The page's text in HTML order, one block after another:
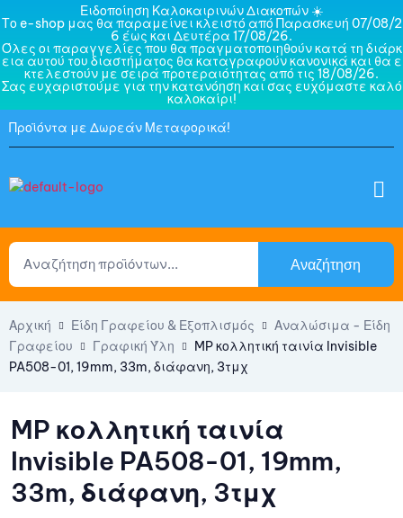
Ειδοποίηση Καλοκαιρινών Διακοπών ☀️
Το e-shop μας θα παραμείνει κλειστό από Παρασκευή 07/08/2
6 έως και Δευτέρα 17/08/26.
Όλες οι παραγγελίες που θα πραγματοποιηθούν κατά τη διάρκ
εια αυτού του διαστήματος θα καταγραφούν κανονικά και θα ε
κτελεστούν με σειρά προτεραιότητας από τις 18/08/26.
Σας ευχαριστούμε για την κατανόηση και σας ευχόμαστε καλό
καλοκαίρι!
Προϊόντα με Δωρεάν Μεταφορικά!
Αναζήτηση
Αρχική Είδη Γραφείου & Εξοπλισμός
Αναλώσιμα - Είδη
Γραφείου
Γραφική Ύλη
MP κολλητική ταινία Invisible
PA508-01, 19mm, 33m, διάφανη, 3τμχ
MP κολλητική ταινία
Invisible PA508-01, 19mm,
33m, διάφανη, 3τμχ